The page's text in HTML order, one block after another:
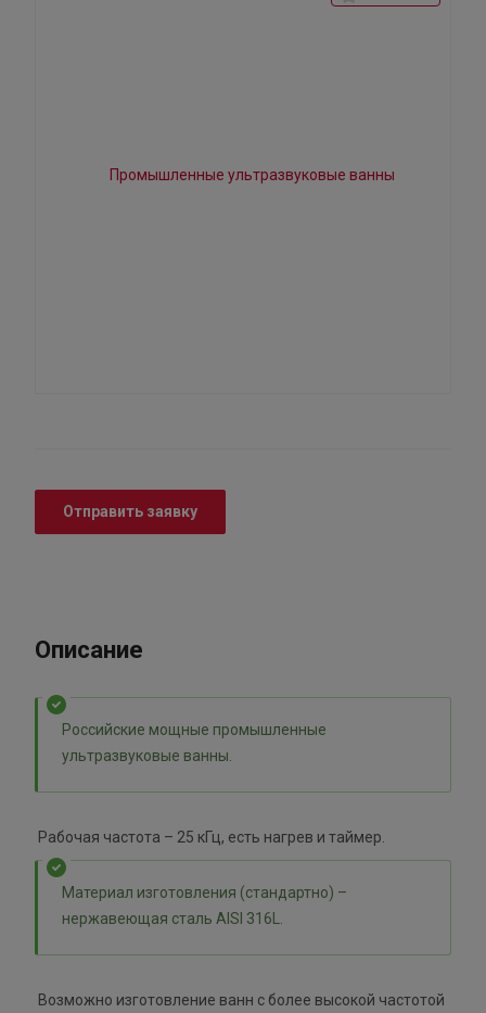
Отправить заявку
Описание
Российские мощные промышленные
ультразвуковые ванны.
Рабочая частота – 25 кГц, есть нагрев и таймер.
Материал изготовления (стандартно) –
нержавеющая сталь AISI 316L.
Возможно изготовление ванн с более высокой частотой